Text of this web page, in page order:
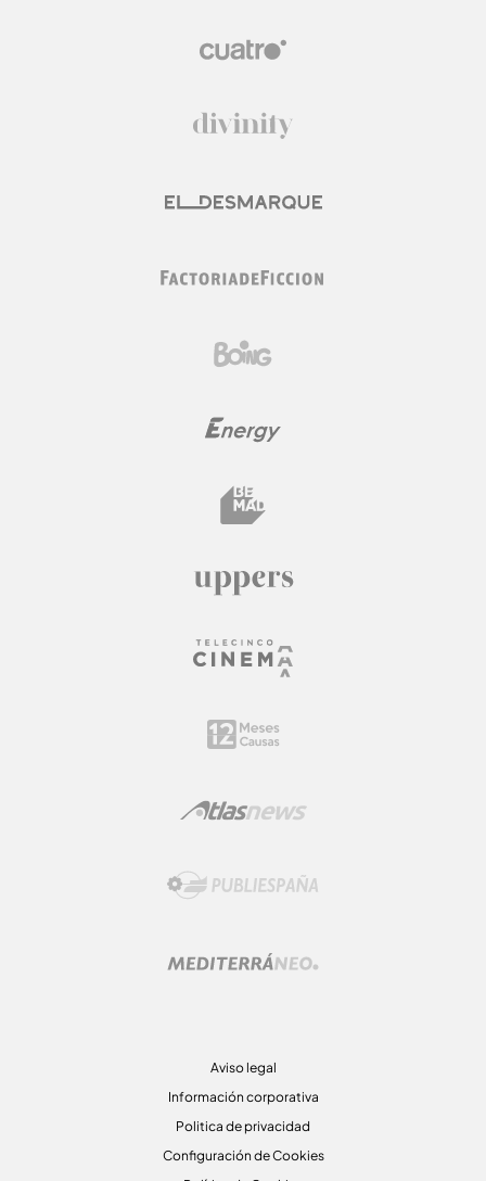
Aviso legal
Información corporativa
Politica de privacidad
Configuración de Cookies